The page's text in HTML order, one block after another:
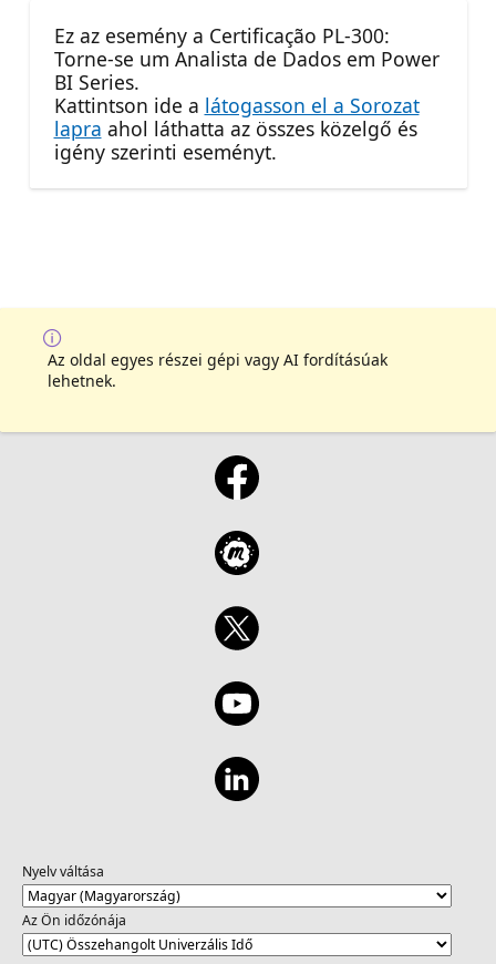
Ez az esemény a Certificação PL-300:
Torne-se um Analista de Dados em Power
BI Series.
Kattintson ide a látogasson el a Sorozat
lapra ahol láthatta az összes közelgő és
igény szerinti eseményt.
Az oldal egyes részei gépi vagy AI fordításúak
lehetnek.
Nyelv váltása
Az Ön időzónája